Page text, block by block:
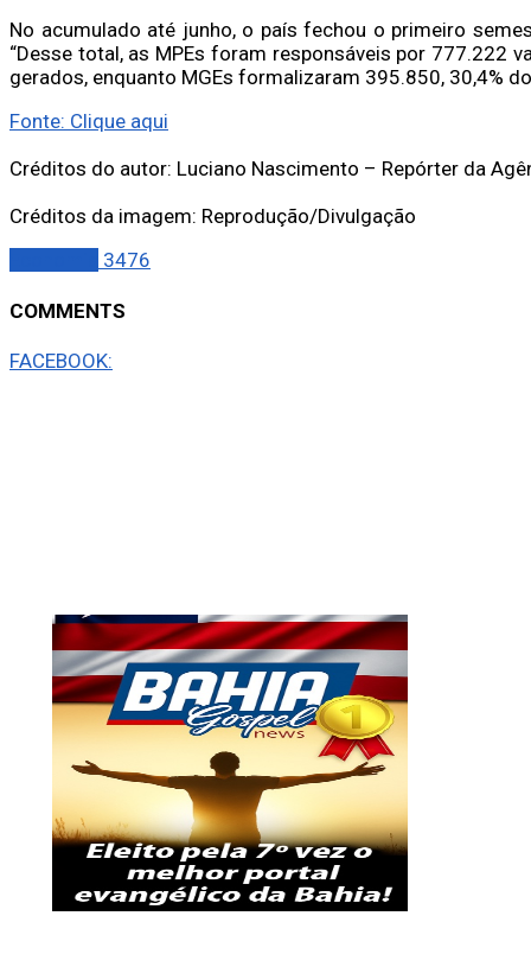
No acumulado até junho, o país fechou o primeiro
“Desse total, as MPEs foram responsáveis por 777.222
gerados, enquanto MGEs formalizaram 395.850, 30,4%
Fonte: Clique aqui
Créditos do autor: Luciano Nascimento – Repórter da
Créditos da imagem: Reprodução/Divulgação
3476
COMMENTS
FACEBOOK: